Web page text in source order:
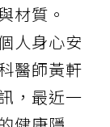
材質。
人身心安
醫師黃軒
，最近一